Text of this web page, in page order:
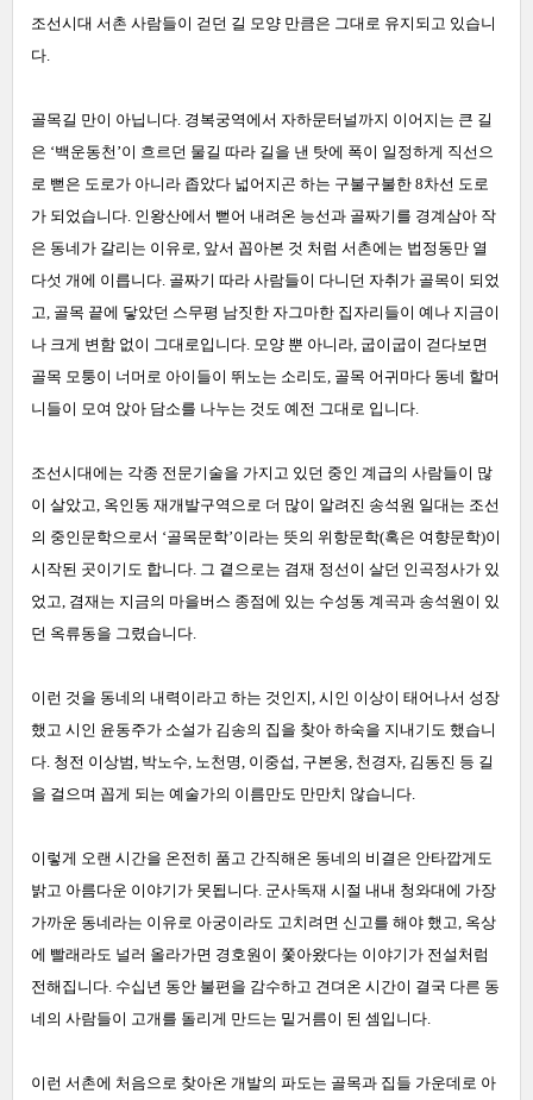
조선시대 서촌 사람들이 걷던 길 모양 만큼은 그대로 유지되고 있습니
다.
골목길 만이 아닙니다. 경복궁역에서 자하문터널까지 이어지는 큰 길
은 ‘백운동천’이 흐르던 물길 따라 길을 낸 탓에 폭이 일정하게 직선으
로 뻗은 도로가 아니라 좁았다 넓어지곤 하는 구불구불한 8차선 도로
가 되었습니다. 인왕산에서 뻗어 내려온 능선과 골짜기를 경계삼아 작
은 동네가 갈리는 이유로, 앞서 꼽아본 것 처럼 서촌에는 법정동만 열
다섯 개에 이릅니다. 골짜기 따라 사람들이 다니던 자취가 골목이 되었
고, 골목 끝에 닿았던 스무평 남짓한 자그마한 집자리들이 예나 지금이
나 크게 변함 없이 그대로입니다. 모양 뿐 아니라, 굽이굽이 걷다보면
골목 모퉁이 너머로 아이들이 뛰노는 소리도, 골목 어귀마다 동네 할머
니들이 모여 앉아 담소를 나누는 것도 예전 그대로 입니다.
조선시대에는 각종 전문기술을 가지고 있던 중인 계급의 사람들이 많
이 살았고, 옥인동 재개발구역으로 더 많이 알려진 송석원 일대는 조선
의 중인문학으로서 ‘골목문학’이라는 뜻의 위항문학(혹은 여향문학)이
시작된 곳이기도 합니다. 그 곁으로는 겸재 정선이 살던 인곡정사가 있
었고, 겸재는 지금의 마을버스 종점에 있는 수성동 계곡과 송석원이 있
던 옥류동을 그렸습니다.
이런 것을 동네의 내력이라고 하는 것인지, 시인 이상이 태어나서 성장
했고 시인 윤동주가 소설가 김송의 집을 찾아 하숙을 지내기도 했습니
다. 청전 이상범, 박노수, 노천명, 이중섭, 구본웅, 천경자, 김동진 등 길
을 걸으며 꼽게 되는 예술가의 이름만도 만만치 않습니다.
이렇게 오랜 시간을 온전히 품고 간직해온 동네의 비결은 안타깝게도
밝고 아름다운 이야기가 못됩니다. 군사독재 시절 내내 청와대에 가장
가까운 동네라는 이유로 아궁이라도 고치려면 신고를 해야 했고, 옥상
에 빨래라도 널러 올라가면 경호원이 쫓아왔다는 이야기가 전설처럼
전해집니다. 수십년 동안 불편을 감수하고 견뎌온 시간이 결국 다른 동
네의 사람들이 고개를 돌리게 만드는 밑거름이 된 셈입니다.
이런 서촌에 처음으로 찾아온 개발의 파도는 골목과 집들 가운데로 아